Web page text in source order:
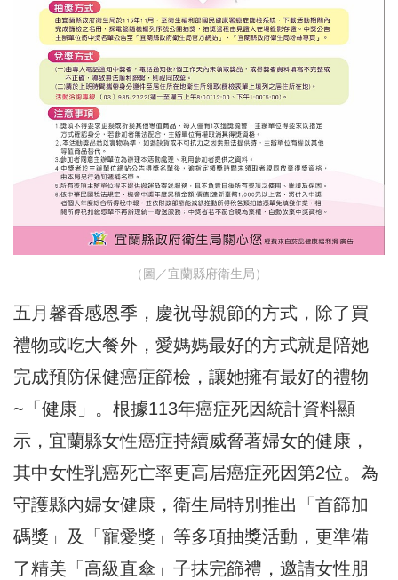
（圖／宜蘭縣府衛生局）
五月馨香感恩季，慶祝母親節的方式，除了買
禮物或吃大餐外，愛媽媽最好的方式就是陪她
完成預防保健癌症篩檢，讓她擁有最好的禮物
~「健康」。根據113年癌症死因統計資料顯
示，宜蘭縣女性癌症持續威脅著婦女的健康，
其中女性乳癌死亡率更高居癌症死因第2位。為
守護縣內婦女健康，衛生局特別推出「首篩加
碼獎」及「寵愛獎」等多項抽獎活動，更準備
了精美「高級直傘」子抹完篩禮，邀請女性朋